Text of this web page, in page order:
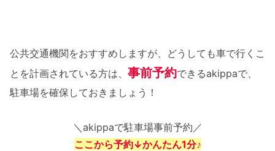
公共交通機関をおすすめしますが、どうしても車で行くこ
とを計画されている方は、 事前予約できるakippaで、
駐車場を確保しておきましょう！
＼akippaで駐車場事前予約／
ここから予約↓かんたん1分♪